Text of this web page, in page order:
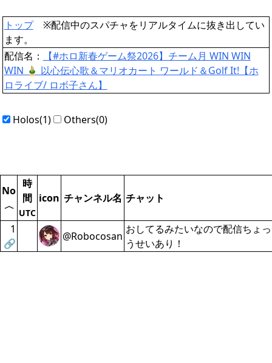
トップ※配信中のスパチャをリアルタイムに抜き出してい
ます。
配信名：
【#ホロ新春ゲーム祭2026】チーム月 WIN WIN
WIN 🎍 以心伝心歌＆マリオカート ワールド＆Golf It!【ホ
ロライブ/ ロボ子さん】
Holos(1) Others(0)
No
〈
時
間
UTC
icon チャンネル名 チャット
1
🔗
@Robocosan
おしてるみたいなので配信ちょ
うせいあり！